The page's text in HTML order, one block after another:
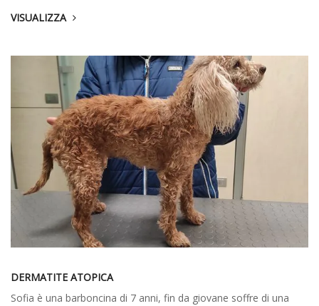
VISUALIZZA
DERMATITE ATOPICA
Sofia è una barboncina di 7 anni, fin da giovane soffre di una